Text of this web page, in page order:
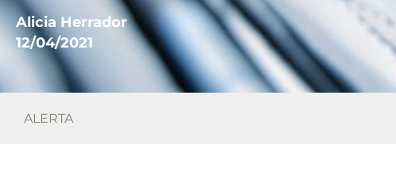
Alicia Herrador
12/04/2021
ALERTA